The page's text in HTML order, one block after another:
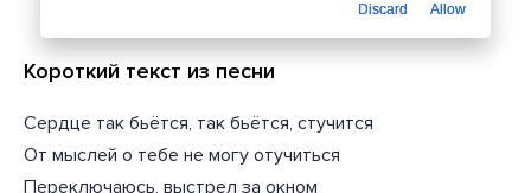
Короткий текст из песни
Сердце так бьётся, так бьётся, стучится
От мыслей о тебе не могу отучиться
Переключаюсь, выстрел за окном
Discard Allow